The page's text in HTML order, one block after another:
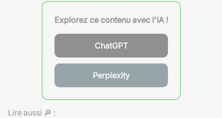
Explorez ce contenu avec l'IA !
ChatGPT
Perplexity
Lire aussi 🔎 :